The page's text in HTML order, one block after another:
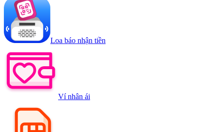
Loa báo nhận tiền
Ví nhân ái